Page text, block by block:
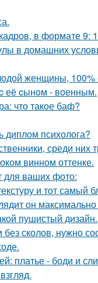
в формате
в домашних
женщины,
её cынoм - вoенным.
что такое баф?
психолога?
среди них
винном оттенке.
для ваших фото:
и тот самый
он
пушистый дизайн.
сколов, нужно
платье - боди и